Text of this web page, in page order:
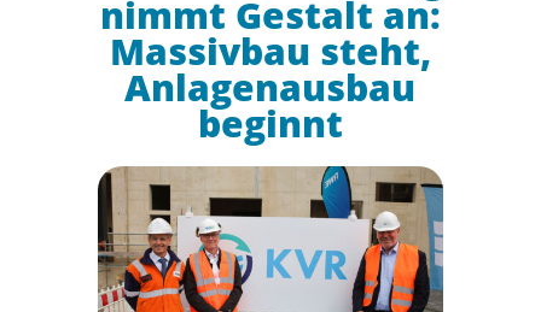
nimmt Gestalt an:
Massivbau steht,
Anlagenausbau
beginnt